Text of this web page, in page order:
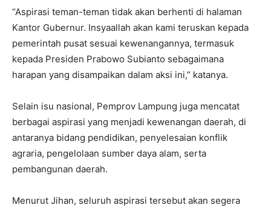
“Aspirasi teman-teman tidak akan berhenti di halaman
Kantor Gubernur. Insyaallah akan kami teruskan kepada
pemerintah pusat sesuai kewenangannya, termasuk
kepada Presiden Prabowo Subianto sebagaimana
harapan yang disampaikan dalam aksi ini,” katanya.
Selain isu nasional, Pemprov Lampung juga mencatat
berbagai aspirasi yang menjadi kewenangan daerah, di
antaranya bidang pendidikan, penyelesaian konflik
agraria, pengelolaan sumber daya alam, serta
pembangunan daerah.
Menurut Jihan, seluruh aspirasi tersebut akan segera